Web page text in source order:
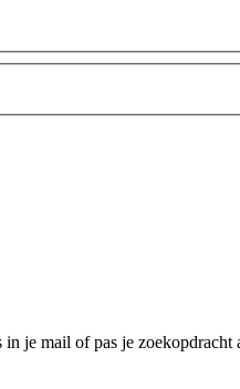
je mail of pas je zoekopdracht